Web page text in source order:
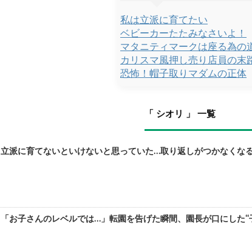
私は立派に育てたい
ベビーカーたたみなさいよ！
マタニティマークは座る為の
カリスマ風押し売り店員の末
恐怖！帽子取りマダムの正体
「 シオリ 」 一覧
立派に育てないといけないと思っていた…取り返しがつかなくな
「お子さんのレベルでは…」転園を告げた瞬間、園長が口にし